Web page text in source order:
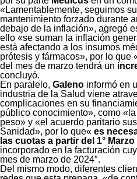
«Lamentablemente, seguimos
mantenimiento forzado durante
debajo de la inflación», agregó
ello «se suman la inflación
está afectando a los insumos
prótesis y fármacos», por lo que
del mes de marzo tendrá un
concluyó.
En paralelo, Galeno informó en
industria de la Salud viene
complicaciones en su
público conocimiento», como
peso» y «el acuerdo paritario
Sanidad», por lo que« es
las cuotas a partir del 1°
incorporado en la facturación
mes de marzo de 2024″.
Del mismo modo, diferentes